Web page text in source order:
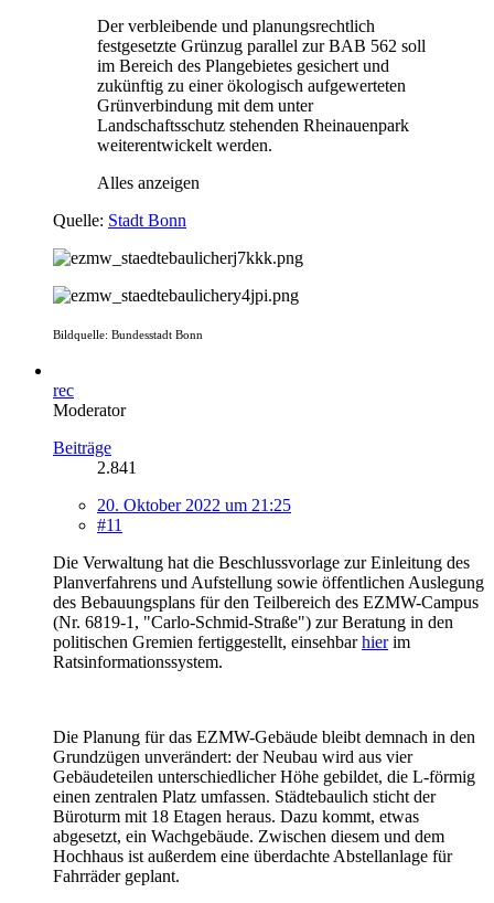
Der verbleibende und planungsrechtlich
festgesetzte Grünzug parallel zur BAB 562 soll
im Bereich des Plangebietes gesichert und
zukünftig zu einer ökologisch aufgewerteten
Grünverbindung mit dem unter
Landschaftsschutz stehenden Rheinauenpark
weiterentwickelt werden.
Alles anzeigen
Quelle: Stadt Bonn
Bildquelle: Bundesstadt Bonn
rec
Moderator
Beiträge
2.841
20. Oktober 2022 um 21:25
#11
Die Verwaltung hat die Beschlussvorlage zur Einleitung des
Planverfahrens und Aufstellung sowie öffentlichen Auslegung
des Bebauungsplans für den Teilbereich des EZMW-Campus
(Nr. 6819-1, "Carlo-Schmid-Straße") zur Beratung in den
politischen Gremien fertiggestellt, einsehbarhierim
Ratsinformationssystem.
Die Planung für das EZMW-Gebäude bleibt demnach in den
Grundzügen unverändert: der Neubau wird aus vier
Gebäudeteilen unterschiedlicher Höhe gebildet, die L-förmig
einen zentralen Platz umfassen. Städtebaulich sticht der
Büroturm mit 18 Etagen heraus. Dazu kommt, etwas
abgesetzt, ein Wachgebäude. Zwischen diesem und dem
Hochhaus ist außerdem eine überdachte Abstellanlage für
Fahrräder geplant.